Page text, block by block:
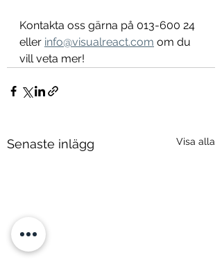
Kontakta oss gärna på 013-600 24
eller info@visualreact.com om du
vill veta mer!
Senaste inlägg Visa alla